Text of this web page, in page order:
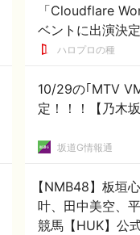
「Cloudflare
ベントに出演決定
ハロプロの種
10/29の｢MTV
定！！！【乃木坂
坂道G情報通
【NMB48】板垣
叶、田中美空、
競馬【HUK】公